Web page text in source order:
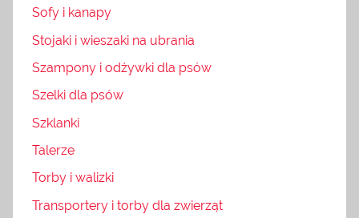
Sofy i kanapy
Stojaki i wieszaki na ubrania
Szampony i odżywki dla psów
Szelki dla psów
Szklanki
Talerze
Torby i walizki
Transportery i torby dla zwierząt